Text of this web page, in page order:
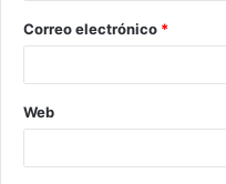
Correo electrónico *
Web